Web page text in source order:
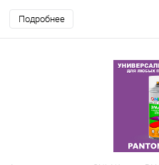
Подробнее